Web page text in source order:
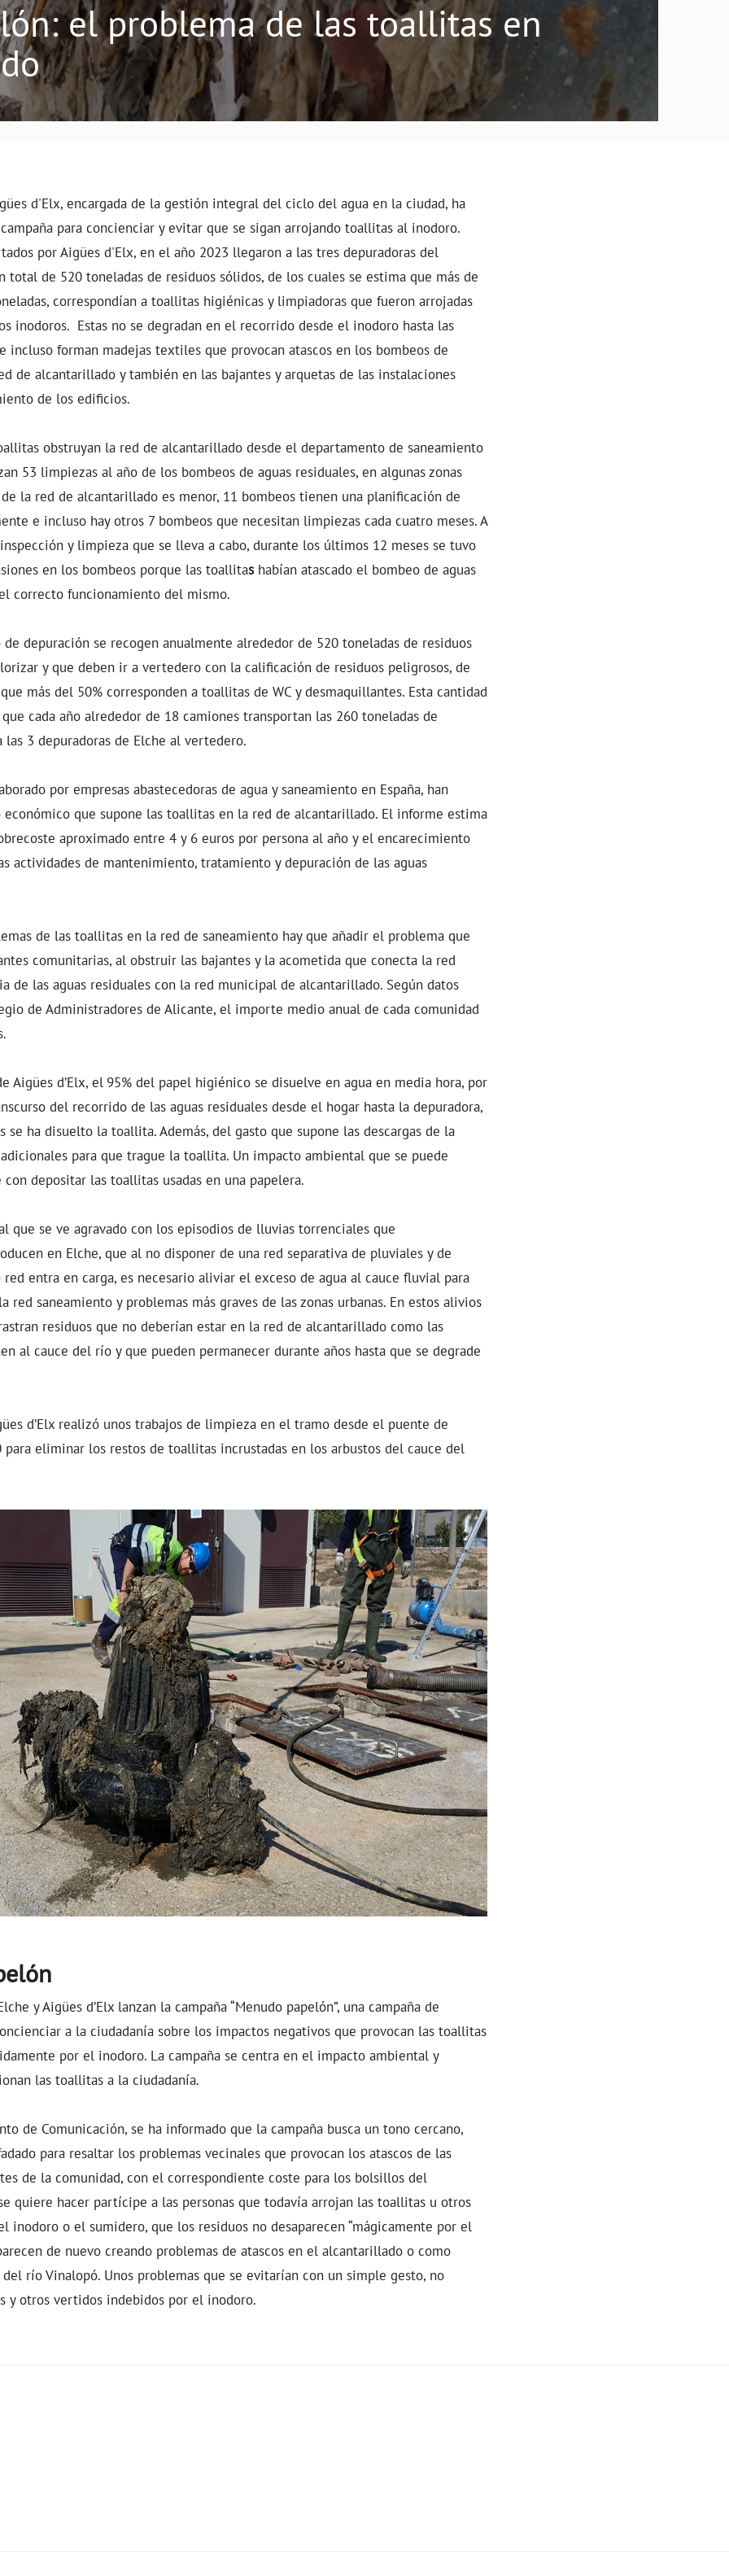
el problema de las toallitas en
d'Elx, encargada de la gestión integral del ciclo del agua en la ciudad, ha
para concienciar y evitar que se sigan arrojando toallitas al inodoro.
por Aigües d'Elx, en el año 2023 llegaron a las tres depuradoras del
de 520 toneladas de residuos sólidos, de los cuales se estima que más de
correspondían a toallitas higiénicas y limpiadoras que fueron arrojadas
inodoros. Estas no se degradan en el recorrido desde el inodoro hasta las
incluso forman madejas textiles que provocan atascos en los bombeos de
de alcantarillado y también en las bajantes y arquetas de las instalaciones
de los edificios.
obstruyan la red de alcantarillado desde el departamento de saneamiento
53 limpiezas al año de los bombeos de aguas residuales, en algunas zonas
la red de alcantarillado es menor, 11 bombeos tienen una planificación de
e incluso hay otros 7 bombeos que necesitan limpiezas cada cuatro meses. A
y limpieza que se lleva a cabo, durante los últimos 12 meses se tuvo
en los bombeos porque las toallitas habían atascado el bombeo de aguas
correcto funcionamiento del mismo.
de depuración se recogen anualmente alrededor de 520 toneladas de residuos
y que deben ir a vertedero con la calificación de residuos peligrosos, de
más del 50% corresponden a toallitas de WC y desmaquillantes. Esta cantidad
cada año alrededor de 18 camiones transportan las 260 toneladas de
3 depuradoras de Elche al vertedero.
por empresas abastecedoras de agua y saneamiento en España, han
que supone las toallitas en la red de alcantarillado. El informe estima
aproximado entre 4 y 6 euros por persona al año y el encarecimiento
actividades de mantenimiento, tratamiento y depuración de las aguas
de las toallitas en la red de saneamiento hay que añadir el problema que
comunitarias, al obstruir las bajantes y la acometida que conecta la red
de las aguas residuales con la red municipal de alcantarillado. Según datos
de Administradores de Alicante, el importe medio anual de cada comunidad
Aigües d’Elx, el 95% del papel higiénico se disuelve en agua en media hora, por
del recorrido de las aguas residuales desde el hogar hasta la depuradora,
se ha disuelto la toallita. Además, del gasto que supone las descargas de la
para que trague la toallita. Un impacto ambiental que se puede
depositar las toallitas usadas en una papelera.
que se ve agravado con los episodios de lluvias torrenciales que
en Elche, que al no disponer de una red separativa de pluviales y de
red entra en carga, es necesario aliviar el exceso de agua al cauce fluvial para
red saneamiento y problemas más graves de las zonas urbanas. En estos alivios
residuos que no deberían estar en la red de alcantarillado como las
al cauce del río y que pueden permanecer durante años hasta que se degrade
d’Elx realizó unos trabajos de limpieza en el tramo desde el puente de
para eliminar los restos de toallitas incrustadas en los arbustos del cauce del
y Aigües d’Elx lanzan la campaña “Menudo papelón”, una campaña de
a la ciudadanía sobre los impactos negativos que provocan las toallitas
por el inodoro. La campaña se centra en el impacto ambiental y
las toallitas a la ciudadanía.
de Comunicación, se ha informado que la campaña busca un tono cercano,
para resaltar los problemas vecinales que provocan los atascos de las
de la comunidad, con el correspondiente coste para los bolsillos del
quiere hacer partícipe a las personas que todavía arrojan las toallitas u otros
inodoro o el sumidero, que los residuos no desaparecen “mágicamente por el
de nuevo creando problemas de atascos en el alcantarillado o como
río Vinalopó. Unos problemas que se evitarían con un simple gesto, no
y otros vertidos indebidos por el inodoro.